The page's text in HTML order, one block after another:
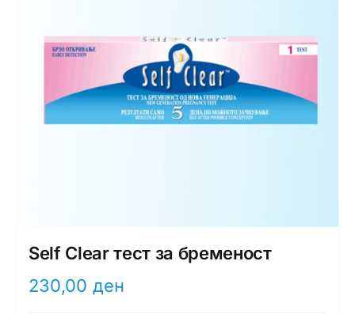
Self Clear тест за бременост
230,00 ден